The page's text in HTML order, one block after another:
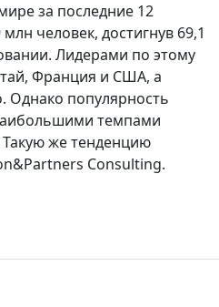
за последние 12
человек, достигнув 69,1
Лидерами по этому
Франция и США, а
Однако популярность
темпами
же тенденцию
Consulting.